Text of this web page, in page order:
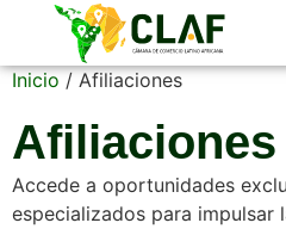
Inicio / Afiliaciones
Afiliaciones
Accede a oportunidades
especializados para impulsar